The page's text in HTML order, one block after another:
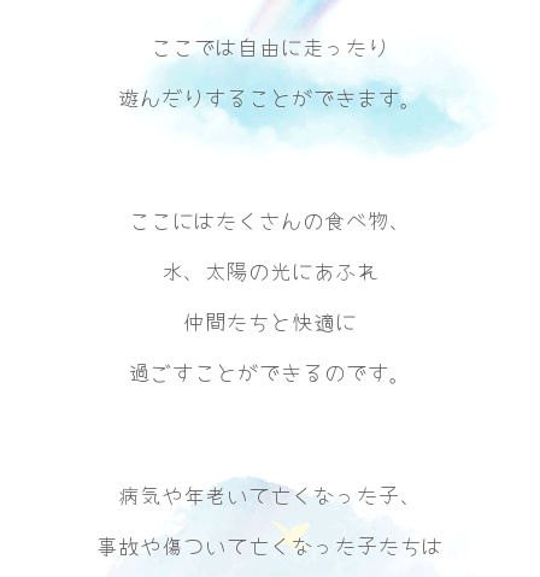
ここでは自由に走ったり
遊んだりすることができます。
ここにはたくさんの食べ物、
水、太陽の光にあふれ
仲間たちと快適に
過ごすことができるのです。
病気や年老いて亡くなった子、
事故や傷ついて亡くなった子たちは